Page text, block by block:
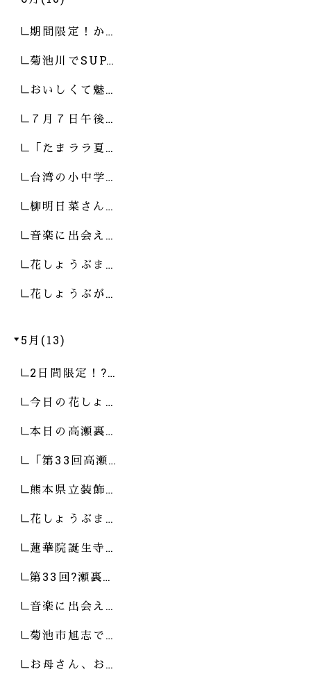
期間限定！か…
菊池川でSUP…
おいしくて魅…
７月７日午後…
「たまララ夏…
台湾の小中学…
柳明日菜さん…
音楽に出会え…
花しょうぶま…
花しょうぶが…
5月(13)
2日間限定！?…
今日の花しょ…
本日の高瀬裏…
「第33回高瀬…
熊本県立装飾…
花しょうぶま…
蓮華院誕生寺…
第33回?瀬裏…
音楽に出会え…
菊池市旭志で…
お母さん、お…